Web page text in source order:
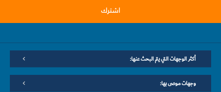
اشترك
أكثر الوجهات التي يتم البحث عنها:
وجهات موصى بها: